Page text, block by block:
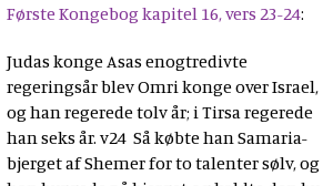
Første Kongebog kapitel 16, vers 23-24:
Judas konge Asas enogtredivte
regeringsår blev Omri konge over Israel,
og han regerede tolv år; i Tirsa regerede
han seks år. v24 Så købte han Samaria-
bjerget af Shemer for to talenter sølv, og